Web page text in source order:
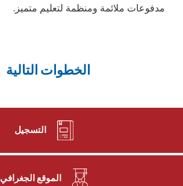
مدفوعات ملائمة ومنظمة لتعليم متميز.
الخطوات التالية
التسجيل
الموقع الجغرافي